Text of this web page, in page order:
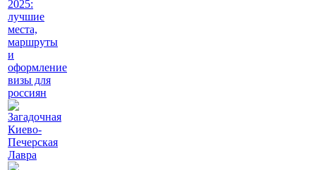
2025:
лучшие
места,
маршруты
и
оформление
визы для
россиян
Загадочная
Киево-
Печерская
Лавра